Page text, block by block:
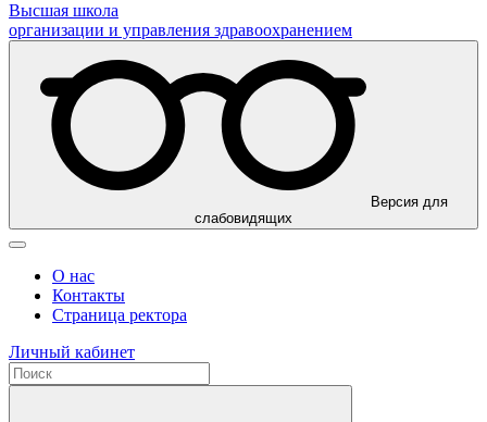
Высшая школа
организации и управления здравоохранением
Версия для
слабовидящих
О нас
Контакты
Страница ректора
Личный кабинет